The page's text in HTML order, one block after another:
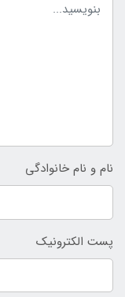
نام و نام خانوادگی
پست الکترونیک